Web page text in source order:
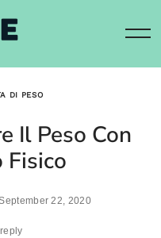
DI PESO
Il Peso Con
Fisico
22, 2020
reply